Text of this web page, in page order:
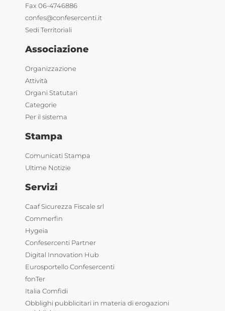
Fax 06-4746886
confes@confesercenti.it
Sedi Territoriali
Associazione
Organizzazione
Attività
Organi Statutari
Categorie
Per il sistema
Stampa
Comunicati Stampa
Ultime Notizie
Servizi
Caaf Sicurezza Fiscale srl
Commerfin
Hygeia
Confesercenti Partner
Digital Innovation Hub
Eurosportello Confesercenti
fonTer
Italia Comfidi
Obblighi pubblicitari in materia di erogazioni